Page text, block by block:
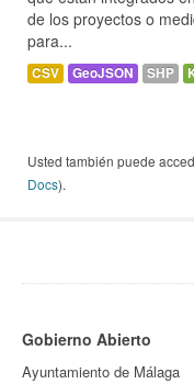
de los proyectos o
para...
CSV GeoJSON SHP
Usted también puede
Docs).
Gobierno Abierto
Ayuntamiento de Málaga